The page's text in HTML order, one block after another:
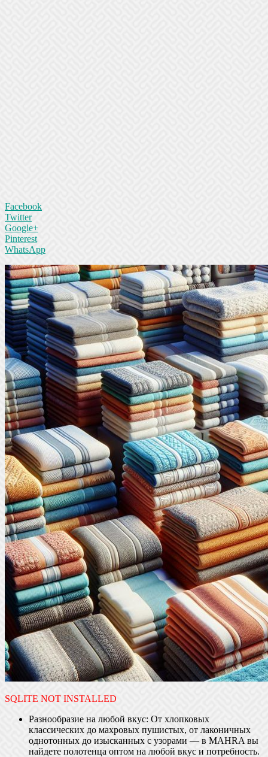
Facebook
Twitter
Google+
Pinterest
WhatsApp
SQLITE NOT INSTALLED
Разнообразие на любой вкус: От хлопковых
классических до махровых пушистых, от лаконичных
однотонных до изысканных с узорами — в MAHRA вы
найдете полотенца оптом на любой вкус и потребность.